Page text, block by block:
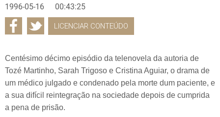
1996-05-16 00:43:25
LICENCIAR CONTEÚDO
Centésimo décimo episódio da telenovela da autoria de
Tozé Martinho, Sarah Trigoso e Cristina Aguiar, o drama de
um médico julgado e condenado pela morte dum paciente, e
a sua difícil reintegração na sociedade depois de cumprida
a pena de prisão.